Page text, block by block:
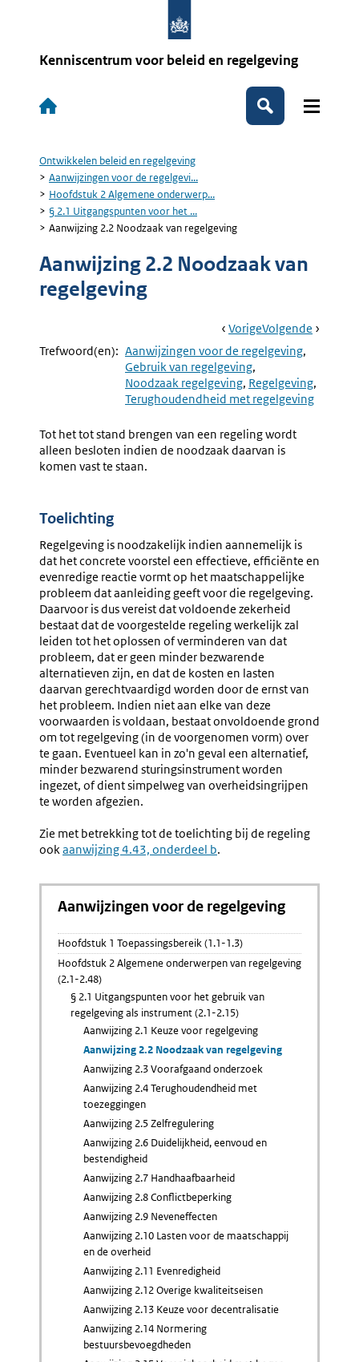
Kenniscentrum voor beleid en regelgeving
Hoofdnavigatie
Zoeken
Kruimelpad
Ontwikkelen beleid en regelgeving
Aanwijzingen voor de regelgevi...
Hoofdstuk 2 Algemene onderwerp...
§ 2.1 Uitgangspunten voor het ...
Aanwijzing 2.2 Noodzaak van regelgeving
Aanwijzing 2.2 Noodzaak van
regelgeving
Book
Navigation
Ga
Naar
VorigePagina:
Aanwijzing
2.1
Keuze
Voor
Regelgeving
Ga
Naar
Volgende Pagina:
Trefwoord(en): Aanwijzingen voor de regelgeving
Gebruik van regelgeving
Noodzaak regelgeving Regelgeving
Terughoudendheid met regelgeving
Tot het tot stand brengen van een regeling wordt
alleen besloten indien de noodzaak daarvan is
komen vast te staan.
Toelichting
Regelgeving is noodzakelijk indien aannemelijk is
dat het concrete voorstel een effectieve, effi­ciënte en
evenredige reactie vormt op het maatschappelijke
probleem dat aanleiding geeft voor die regelgeving.
Daarvoor is dus vereist dat voldoende zekerheid
bestaat dat de voorgestelde regeling werkelijk zal
leiden tot het oplossen of verminderen van dat
probleem, dat er geen minder bezwarende
alternatieven zijn, en dat de kosten en lasten
daarvan gerechtvaardigd worden door de ernst van
het probleem. Indien niet aan elke van deze
voorwaarden is voldaan, bestaat onvoldoende grond
om tot regelgeving (in de voorgenomen vorm) over
te gaan. Eventueel kan in zo'n geval een alternatief,
minder bezwarend sturingsinstrument worden
ingezet, of dient simpelweg van overheidsingrijpen
te worden afgezien.
Zie met betrekking tot de toelichting bij de regeling
ookaanwijzing 4.43, onderdeel b.
Aanwijzingen voor de regelgeving
Hoofdstuk 1 Toepassingsbereik (1.1-1.3)
Hoofdstuk 2 Algemene onderwerpen van regelgeving
(2.1-2.48)
§ 2.1 Uitgangspunten voor het gebruik van
regelgeving als instrument (2.1-2.15)
Aanwijzing 2.1 Keuze voor regelgeving
Aanwijzing 2.2 Noodzaak van regelgeving
Aanwijzing 2.3 Voorafgaand onderzoek
Aanwijzing 2.4 Terughoudendheid met
toezeggingen
Aanwijzing 2.5 Zelfregulering
Aanwijzing 2.6 Duidelijkheid, eenvoud en
bestendigheid
Aanwijzing 2.7 Handhaafbaarheid
Aanwijzing 2.8 Conflictbeperking
Aanwijzing 2.9 Neveneffecten
Aanwijzing 2.10 Lasten voor de maatschappij
en de overheid
Aanwijzing 2.11 Evenredigheid
Aanwijzing 2.12 Overige kwaliteitseisen
Aanwijzing 2.13 Keuze voor decentralisatie
Aanwijzing 2.14 Normering
bestuursbevoegdheden